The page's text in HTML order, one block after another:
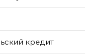
кредит